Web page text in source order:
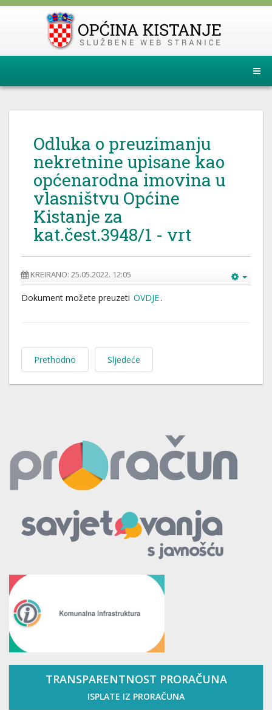
Odluka o preuzimanju
nekretnine upisane kao
općenarodna imovina u
vlasništvu Općine
Kistanje za
kat.čest.3948/1 - vrt
KREIRANO: 25.05.2022. 12:05
Dokument možete preuzeti OVDJE.
Prethodno Sljedeće
TRANSPARENTNOST PRORAČUNA
ISPLATE IZ PRORAČUNA